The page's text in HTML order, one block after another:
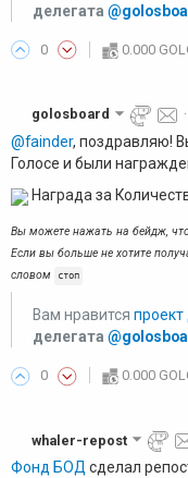
делегата
0 0.000
golosboard ·
@fainder, поздравляю!
Голосе и были
Награда за
Вы можете нажать на бейдж,
Если вы больше не хотите
словом
стоп
Вам нравится
делегата
0 0.000
whaler-repost
Фонд БОД сделал